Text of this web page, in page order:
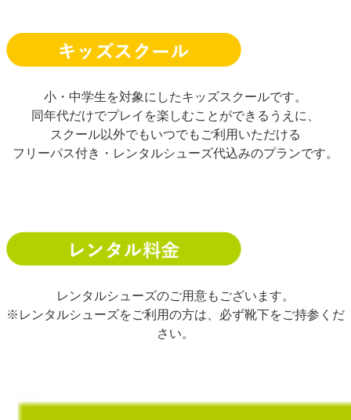
小・中学生を対象にしたキッズスクールです。
同年代だけでプレイを楽しむことができるうえに、
スクール以外でもいつでもご利用いただける
フリーパス付き・レンタルシューズ代込みのプランです。
レンタルシューズのご用意もございます。
※レンタルシューズをご利用の方は、必ず靴下をご持参くだ
さい。